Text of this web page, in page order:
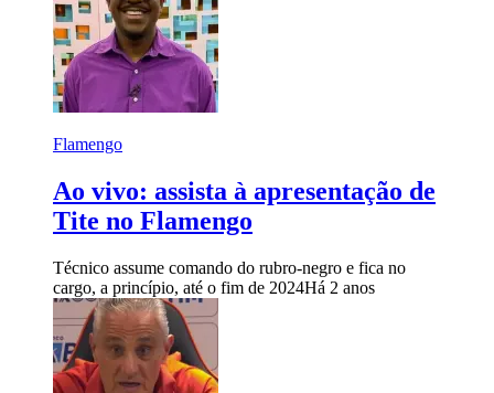
Flamengo
Ao vivo: assista à apresentação de
Tite no Flamengo
Técnico assume comando do rubro-negro e fica no
cargo, a princípio, até o fim de 2024Há 2 anos